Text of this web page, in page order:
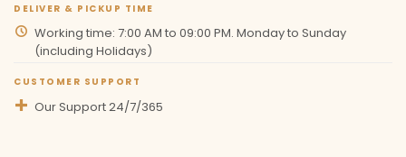
DELIVER & PICKUP TIME
Working time: 7:00 AM to 09:00 PM. Monday to Sunday
(including Holidays)
CUSTOMER SUPPORT
Our Support 24/7/365